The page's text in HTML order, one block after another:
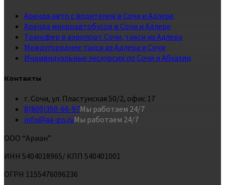
Аренда авто с водителем в Сочи и Адлере
Аренда микроавтобусов в Сочи и Адлере
Трансфер в аэропорт Сочи, такси из Адлера
Междугороднее такси из Адлера и Сочи
Индивидуальные экскурсии по Сочи и Абхазии
Контакты
г. Сочи, ул. Пластунская 50/2, офис 17
8(800)350-66-97Мы работаем 24/7
info@aa-go.ruМы работаем 24/7
ООО “Ариан”
ИНН 5404018965/ КПП 540401001
ОГРН 1155476096236